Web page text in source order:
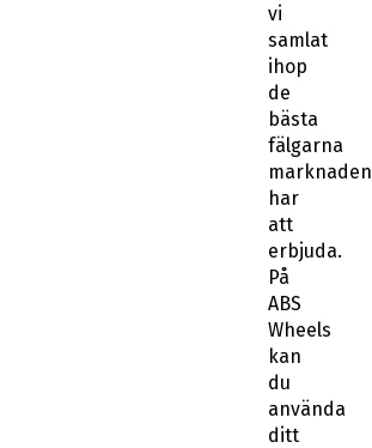
vi
samlat
ihop
de
bästa
fälgarna
marknaden
har
att
erbjuda.
På
ABS
Wheels
kan
du
använda
ditt